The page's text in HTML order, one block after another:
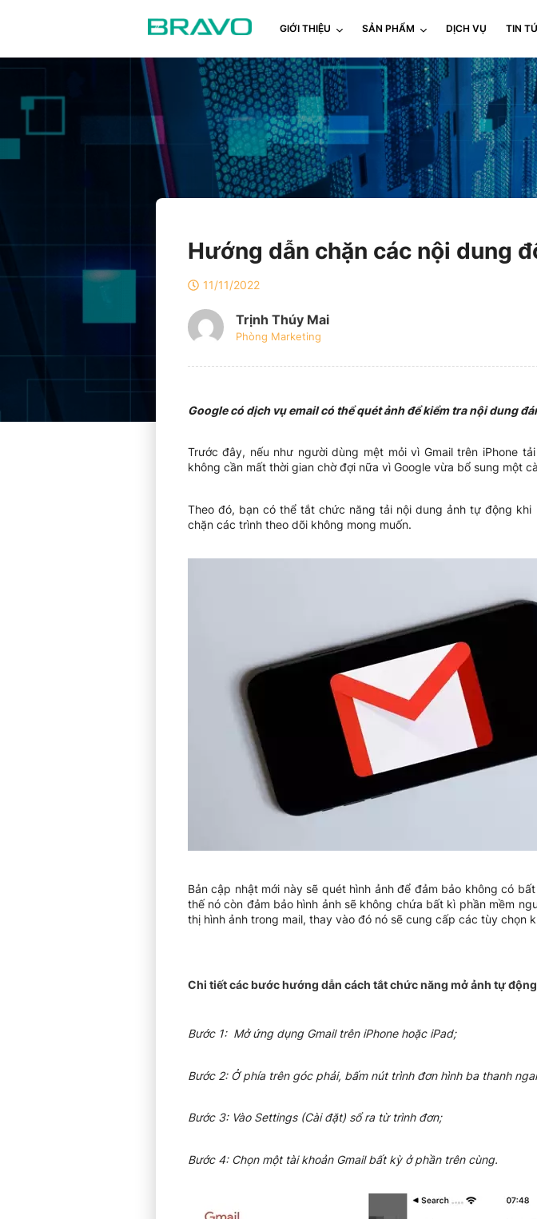
GIỚI THIỆU SẢN PHẨM DỊCH VỤ TIN
Hướng dẫn chặn các nội dung
11/11/2022
Trịnh Thúy Mai
Phòng Marketing
Google có dịch vụ email có thể quét ảnh để kiểm tra nội dung
Trước đây, nếu như người dùng mệt mỏi vì Gmail trên iPhone
không cần mất thời gian chờ đợi nữa vì Google vừa bổ sung một
Theo đó, bạn có thể tắt chức năng tải nội dung ảnh tự động
chặn các trình theo dõi không mong muốn.
Bản cập nhật mới này sẽ quét hình ảnh để đảm bảo không có
thế nó còn đảm bảo hình ảnh sẽ không chứa bất kì phần mềm
thị hình ảnh trong mail, thay vào đó nó sẽ cung cấp các tùy chọn
Chi tiết các bước hướng dẫn cách tắt chức năng mở ảnh tự
Bước 1: Mở ứng dụng Gmail trên iPhone hoặc iPad;
Bước 2: Ở phía trên góc phải, bấm nút trình đơn hình ba thanh
Bước 3: Vào Settings (Cài đặt) sổ ra từ trình đơn;
Bước 4: Chọn một tài khoản Gmail bất kỳ ở phần trên cùng.